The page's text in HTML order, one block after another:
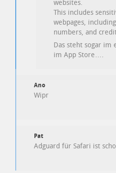
websites.
This includes
webpages,
numbers, and
Das steht sogar im
im App Store….
Ano
Wipr
Pat
Adguard für Safari ist